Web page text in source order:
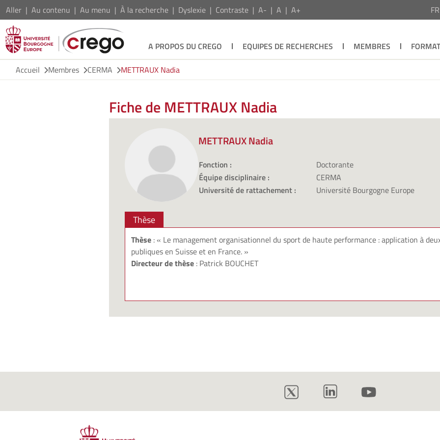
Aller Au contenu Au menu À la recherche Dyslexie Contraste A- A A+ FR
A PROPOS DU CREGO EQUIPES DE RECHERCHES MEMBRES
Accueil
Membres CERMA METTRAUX Nadia
Fiche de METTRAUX Nadia
METTRAUX Nadia
Fonction :
Doctorante
Équipe disciplinaire :
CERMA
Université de rattachement :
Université Bourgogne Europe
Thèse
Thèse : « Le management organisationnel du sport de haute performance : application à
publiques en Suisse et en France. »
Directeur de thèse : Patrick BOUCHET